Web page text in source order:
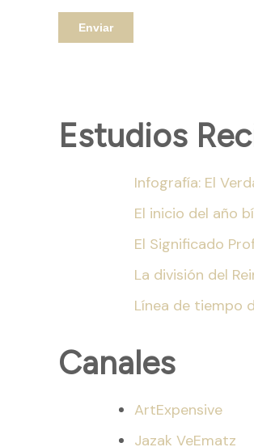
Estudios
Infografía: El
El inicio del año
El Significado
La división del
Línea de tiempo
Canales
ArtExpensive
Jazak VeEmatz